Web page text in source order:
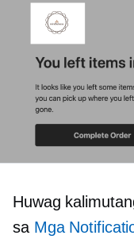
Huwag
sa Mga